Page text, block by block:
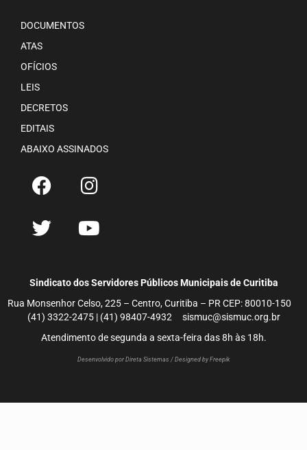
DOCUMENTOS
ATAS
OFÍCIOS
LEIS
DECRETOS
EDITAIS
ABAIXO ASSINADOS
Sindicato dos Servidores Públicos Municipais de Curitiba
Rua Monsenhor Celso, 225 – Centro, Curitiba – PR CEP: 80010-150
(41) 3322-2475 | (41) 98407-4932 sismuc@sismuc.org.br
Atendimento de segunda a sexta-feira das 8h às 18h.
Desenvolvido por Direta Sistemas / Designed by Freepik